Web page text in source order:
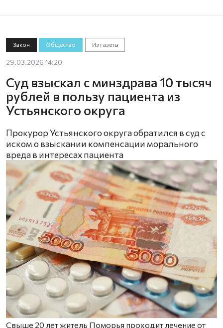
Закон Общество Из газеты
29.03.2026 14:20
Суд взыскал с минздрава 10 тысяч
рублей в пользу пациента из
Устьянского округа
Прокурор Устьянского округа обратился в суд с
иском о взыскании компенсации морального
вреда в интересах пациента
Свыше 20 лет житель Поморья проходит лечение от